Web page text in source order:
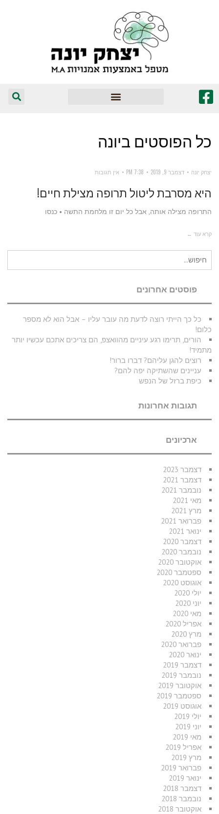
כל הפוסטים ביונה
יצחק יונה דצמבר 9, 2019 7:38 PM אין תגובות
היא מסרבת ליטול תרופה מצילת חיים!
התרופה מצילה אותה, אבל כל יום זו מלחמת התשה • כנסו
קרא עוד ←
עבור:
פוסטים אחרונים
כל כך הייתי רוצה לדעת מה עובר עליו – אבל הוא לא מספר
כלום!
הורים, תרימו רגע עיניים מהוואצפ, הם צריכים אתכם עכשיו יותר
מתמיד!
רוצים להגן עליהם? דברו ברור!
עניינים שהשתיקה יפה להם?
כיפת ברזל של הנפש
תגובות אחרונות
ארכיונים
דצמבר 2023
דצמבר 2021
נובמבר 2021
מאי 2021
מרץ 2021
פברואר 2021
ינואר 2021
דצמבר 2020
נובמבר 2020
אוקטובר 2020
ספטמבר 2020
אוגוסט 2020
יולי 2020
יוני 2020
מאי 2020
אפריל 2020
מרץ 2020
פברואר 2020
ינואר 2020
דצמבר 2019
נובמבר 2019
אוקטובר 2019
ספטמבר 2019
אוגוסט 2019
יולי 2019
יוני 2019
מאי 2019
אפריל 2019
מרץ 2019
פברואר 2019
ינואר 2019
דצמבר 2018
נובמבר 2018
אוקטובר 2018